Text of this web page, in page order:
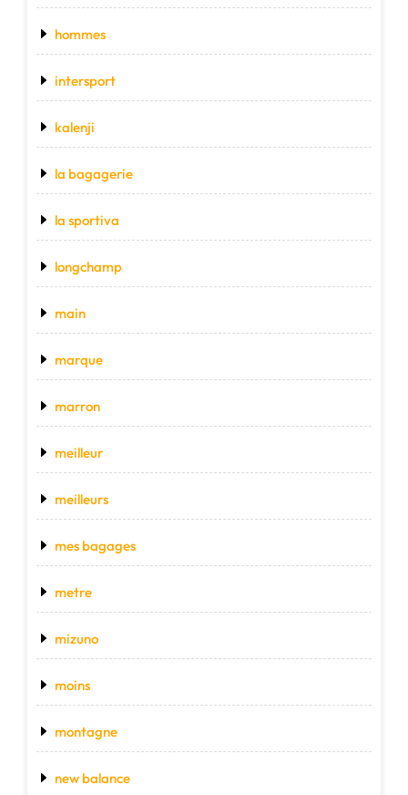
hommes
intersport
kalenji
la bagagerie
la sportiva
longchamp
main
marque
marron
meilleur
meilleurs
mes bagages
metre
mizuno
moins
montagne
new balance